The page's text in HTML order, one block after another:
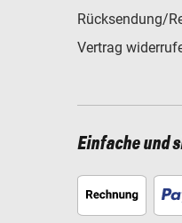
Rücksendung/
Vertrag
Einfache und